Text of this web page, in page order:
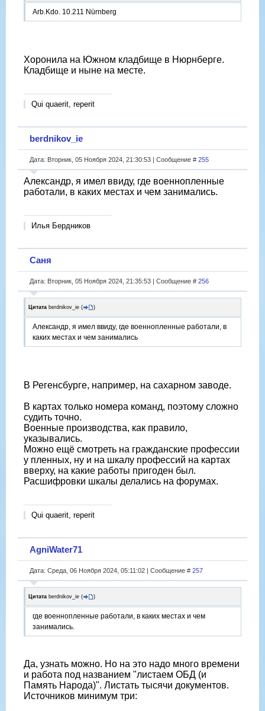
Arb.Kdo. 10.211 Nürnberg
Хоронила на Южном кладбище в Нюрнберге.
Кладбище и ныне на месте.
Qui quaerit, reperit
berdnikov_ie
Дата: Вторник, 05 Ноября 2024, 21:30:53 | Сообщение # 255
Александр, я имел ввиду, где военнопленные
работали, в каких местах и чем занимались.
Илья Бердников
Саня
Дата: Вторник, 05 Ноября 2024, 21:35:53 | Сообщение # 256
Цитата berdnikov_ie ( )
Александр, я имел ввиду, где военнопленные работали, в
каких местах и чем занимались
В Регенсбурге, например, на сахарном заводе.
В картах только номера команд, поэтому сложно
судить точно.
Военные производства, как правило,
указывались.
Можно ещё смотреть на гражданские профессии
у пленных, ну и на шкалу профессий на картах
вверху, на какие работы пригоден был.
Расшифровки шкалы делались на форумах.
Qui quaerit, reperit
AgniWater71
Дата: Среда, 06 Ноября 2024, 05:11:02 | Сообщение # 257
Цитата berdnikov_ie ( )
где военнопленные работали, в каких местах и чем
занимались.
Да, узнать можно. Но на это надо много времени
и работа под названием "листаем ОБД (и
Память Народа)". Листать тысячи документов.
Источников минимум три: